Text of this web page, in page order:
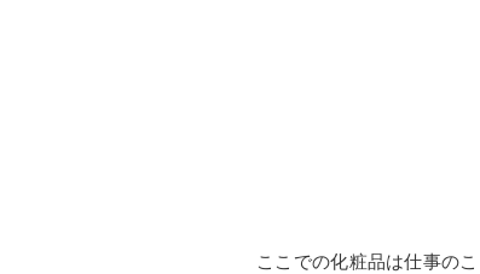
ここでの化粧品は仕事の